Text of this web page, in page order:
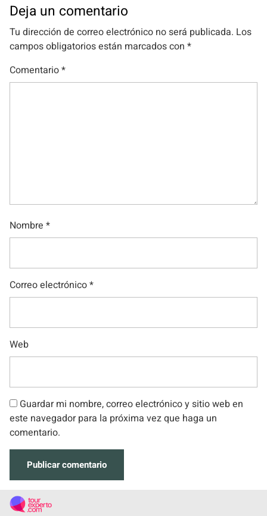
Deja un comentario
Tu dirección de correo electrónico no será publicada. Los
campos obligatorios están marcados con *
Comentario*
Nombre *
Correo electrónico*
Web
Guardar mi nombre, correo electrónico y sitio web en
este navegador para la próxima vez que haga un
comentario.